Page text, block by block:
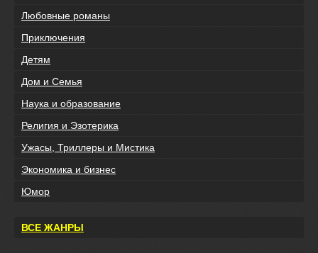
Любовные романы
Приключения
Детям
Дом и Семья
Наука и образование
Религия и Эзотерика
Ужасы, Триллеры и Мистика
Экономика и бизнес
Юмор
ВСЕ ЖАНРЫ